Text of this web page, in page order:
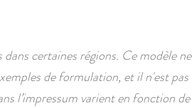
certaines régions. Ce modèle ne
de formulation, et il n'est pas
l’impressum varient en fonction de